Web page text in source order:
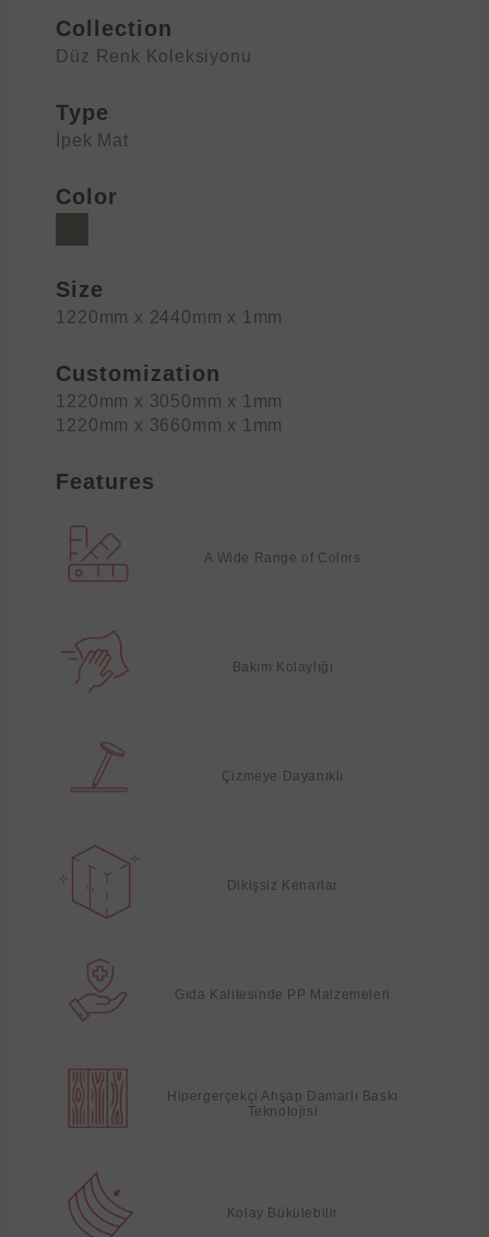
Collection
Düz Renk Koleksiyonu
Type
İpek Mat
Color
Size
1220mm x 2440mm x 1mm
Customization
1220mm x 3050mm x 1mm
1220mm x 3660mm x 1mm
Features
A Wide Range of Colors
Bakım Kolaylığı
Çizmeye Dayanıklı
Dikişsiz Kenarlar
Gıda Kalitesinde PP Malzemeleri
Hipergerçekçi Ahşap Damarlı Baskı
Teknolojisi
Kolay Bükülebilir